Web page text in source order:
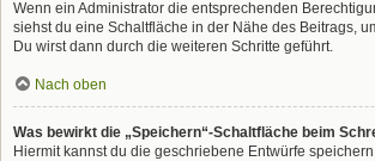
Wenn ein Administrator die entsprechenden
siehst du eine Schaltfläche in der Nähe des Beitrags,
Du wirst dann durch die weiteren Schritte geführt.
Nach oben
Was bewirkt die „Speichern“-Schaltfläche beim
Hiermit kannst du die geschriebene Entwürfe